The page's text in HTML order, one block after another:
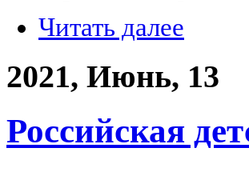
Читать далее
2021, Июнь, 13
Российская